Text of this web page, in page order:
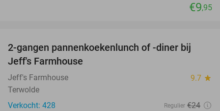
€9,95
38%
2-gangen pannenkoekenlunch of -diner bij
Jeff's Farmhouse
Jeff's Farmhouse 9.7 star
Terwolde
Verkocht: 428
Regulier €24